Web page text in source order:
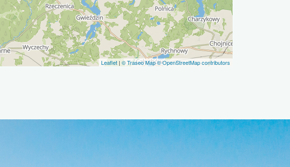
Leaflet |© Traseo Map© OpenStreetMap contributors